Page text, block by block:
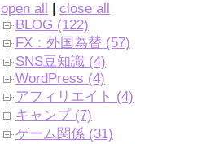
open all | close all
BLOG (122)
FX：外国為替 (57)
SNS豆知識 (4)
WordPress (4)
アフィリエイト (4)
キャンプ (7)
ゲーム関係 (31)